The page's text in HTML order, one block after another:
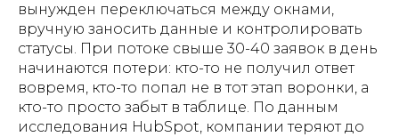
вынужден переключаться между окнами,
вручную заносить данные и контролировать
статусы. При потоке свыше 30-40 заявок в день
начинаются потери: кто-то не получил ответ
вовремя, кто-то попал не в тот этап воронки, а
кто-то просто забыт в таблице. По данным
исследования HubSpot, компании теряют до